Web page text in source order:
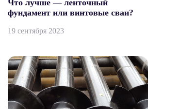
Что лучше — ленточный
фундамент или винтовые сваи?
19 сентября 2023